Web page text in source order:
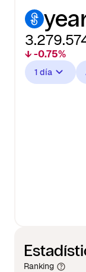
↓ -0.75%
1 día
Ranking